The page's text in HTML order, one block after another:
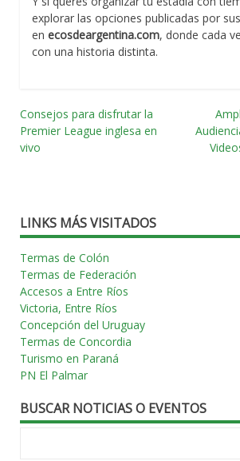
explorar las opciones publicadas por
en ecosdeargentina.com, donde cada
con una historia distinta.
Navegación
por
Consejos para disfrutar la
Premier League inglesa en
vivo
LINKS MÁS VISITADOS
Termas de Colón
Termas de Federación
Accesos a Entre Ríos
Victoria, Entre Ríos
Concepción del Uruguay
Termas de Concordia
Turismo en Paraná
PN El Palmar
BUSCAR NOTICIAS O EVENTOS